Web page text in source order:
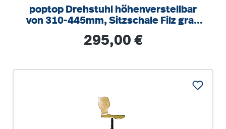
poptop Drehstuhl höhenverstellbar
von 310-445mm, Sitzschale Filz grau
Regulärer Preis:
295,00 €